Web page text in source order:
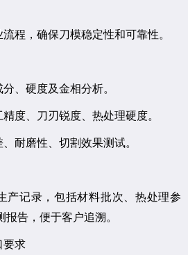
程，确保刀模稳定性和可靠性。
、硬度及金相分析。
度、刀刃锐度、热处理硬度。
耐磨性、切割效果测试。
产记录，包括材料批次、热处理参
告，便于客户追溯。
要求